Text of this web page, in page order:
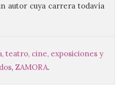
autor cuya carrera todavía
teatro, cine, exposiciones y
, ZAMORA.
Una cita
de los
tradición,